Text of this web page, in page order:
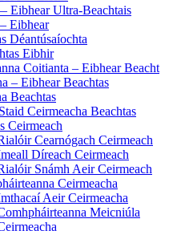
Eibhear Ultra-Beachtais
Eibhear
Déantúsaíochta
Eibhir
Coitianta – Eibhear Beacht
– Eibhear Beachtas
Beachtas
Ceirmeacha Beachtas
Ceirmeach
Cearnógach Ceirmeach
Díreach Ceirmeach
Snámh Aeir Ceirmeach
Ceirmeacha
Aeir Ceirmeacha
Meicniúla